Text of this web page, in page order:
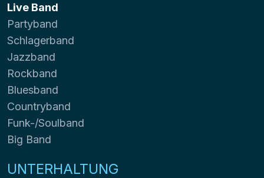
Live Band
Partyband
Schlagerband
Jazzband
Rockband
Bluesband
Countryband
Funk-/Soulband
Big Band
UNTERHALTUNG